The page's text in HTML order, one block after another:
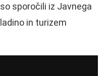
sporočili iz Javnega
in turizem